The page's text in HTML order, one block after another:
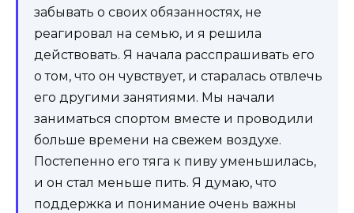
забывать о своих обязанностях, не
реагировал на семью, и я решила
действовать. Я начала расспрашивать его
о том, что он чувствует, и старалась отвлечь
его другими занятиями. Мы начали
заниматься спортом вместе и проводили
больше времени на свежем воздухе.
Постепенно его тяга к пиву уменьшилась,
и он стал меньше пить. Я думаю, что
поддержка и понимание очень важны